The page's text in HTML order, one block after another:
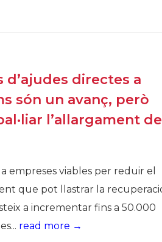
d’ajudes directes a
són un avanç, però
l’allargament de
empreses viables per reduir el
que pot llastrar la
a incrementar fins a 50.000
read more →